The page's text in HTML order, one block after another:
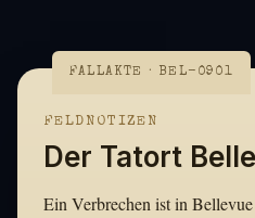
FALLAKTE · BEL-0901
FELDNOTIZEN
Der Tatort
Ein Verbrechen ist in